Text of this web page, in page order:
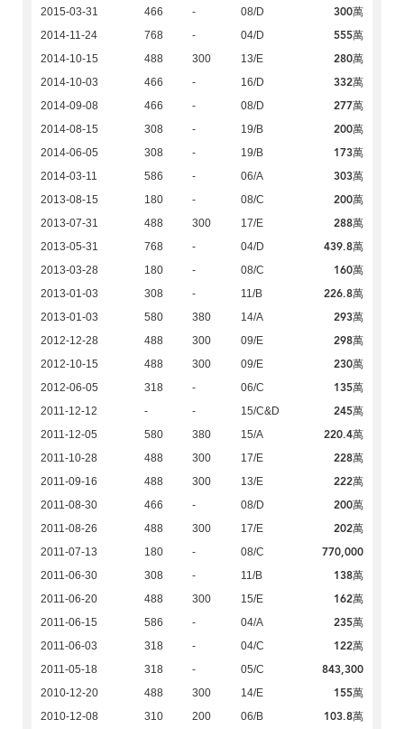
2015-03-31 466 - 08/D 300萬
2014-11-24 768 - 04/D 555萬
2014-10-15 488 300 13/E 280萬
2014-10-03 466 - 16/D 332萬
2014-09-08 466 - 08/D 277萬
2014-08-15 308 - 19/B 200萬
2014-06-05 308 - 19/B 173萬
2014-03-11 586 - 06/A 303萬
2013-08-15 180 - 08/C 200萬
2013-07-31 488 300 17/E 288萬
2013-05-31 768 - 04/D 439.8萬
2013-03-28 180 - 08/C 160萬
2013-01-03 308 - 11/B 226.8萬
2013-01-03 580 380 14/A 293萬
2012-12-28 488 300 09/E 298萬
2012-10-15 488 300 09/E 230萬
2012-06-05 318 - 06/C 135萬
2011-12-12 - - 15/C&D 245萬
2011-12-05 580 380 15/A 220.4萬
2011-10-28 488 300 17/E 228萬
2011-09-16 488 300 13/E 222萬
2011-08-30 466 - 08/D 200萬
2011-08-26 488 300 17/E 202萬
2011-07-13 180 - 08/C 770,000
2011-06-30 308 - 11/B 138萬
2011-06-20 488 300 15/E 162萬
2011-06-15 586 - 04/A 235萬
2011-06-03 318 - 04/C 122萬
2011-05-18 318 - 05/C 843,300
2010-12-20 488 300 14/E 155萬
2010-12-08 310 200 06/B 103.8萬